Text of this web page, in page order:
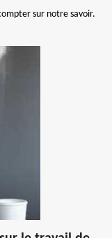
sur notre savoir.